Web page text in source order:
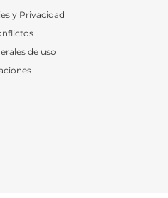
y Privacidad
de uso